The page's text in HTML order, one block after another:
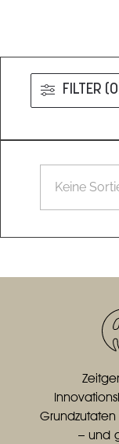
FILTER
– und